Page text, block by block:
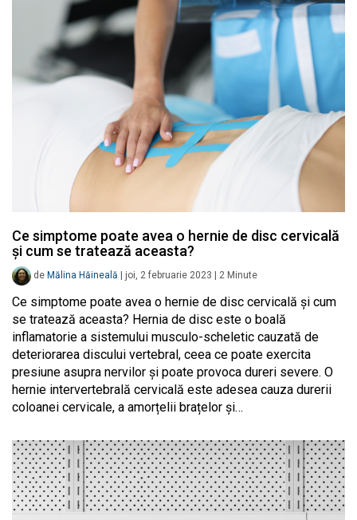
Ce simptome poate avea o hernie de disc cervicală
și cum se tratează aceasta?
de Mălina Hăineală joi, 2 februarie 2023 2 Minute
Ce simptome poate avea o hernie de disc cervicală și cum
se tratează aceasta? Hernia de disc este o boală
inflamatorie a sistemului musculo-scheletic cauzată de
deteriorarea discului vertebral, ceea ce poate exercita
presiune asupra nervilor și poate provoca dureri severe. O
hernie intervertebrală cervicală este adesea cauza durerii
coloanei cervicale, a amorțelii brațelor și…